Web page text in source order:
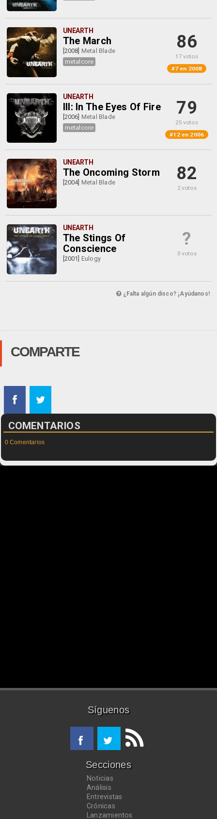
UNEARTH
The March
[2008] Metal Blade
metalcore
86
17 votos
#7 en 2008
UNEARTH
III: In The Eyes Of Fire
[2006] Metal Blade
metalcore
79
25 votos
#12 en 2006
UNEARTH
The Oncoming Storm
[2004] Metal Blade 82
2 votos
UNEARTH
The Stings Of
Conscience
[2001] Eulogy
?
0 votos
¿Falta algún disco? ¡Ayúdanos!
COMPARTE
COMENTARIOS
0 Comentarios
Síguenos
Secciones
Noticias
Análisis
Entrevistas
Crónicas
Lanzamientos